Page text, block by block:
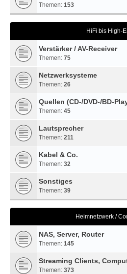
Themen: 153
HiFi bis High-
Verstärker / AV-Receiver
Themen: 75
Netzwerksysteme
Themen: 26
Quellen (CD-/DVD-/BD-
Themen: 45
Lautsprecher
Themen: 211
Kabel & Co.
Themen: 32
Sonstiges
Themen: 39
Heimnetzwerk /
NAS, Server, Router
Themen: 145
Streaming Clients,
Themen: 373